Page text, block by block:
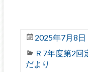
2025年7月8日
Ｒ7年度第2回
だより